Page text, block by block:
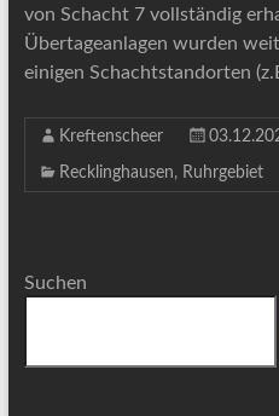
von Schacht 7 vollständig
Übertageanlagen wurden
einigen Schachtstandorten
Kreftenscheer
Recklinghausen, Ruhrgebiet
Suchen